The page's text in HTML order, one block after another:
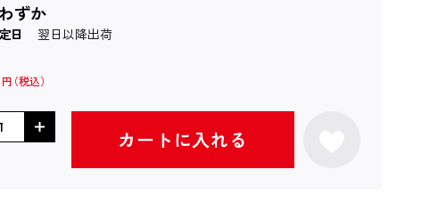
ずか
日 翌日以降出荷
円
カートに入れる